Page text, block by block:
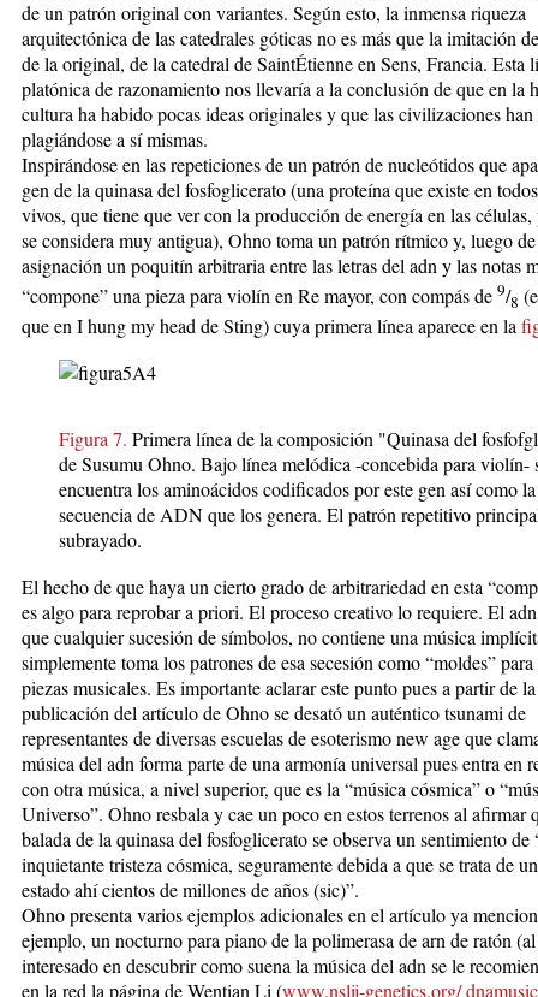
de un patrón original con variantes. Según esto, la inmensa riqueza
arquitectónica de las catedrales góticas no es más que la imitación
de la original, de la catedral de SaintÉtienne en Sens, Francia. Esta
platónica de razonamiento nos llevaría a la conclusión de que en la
cultura ha habido pocas ideas originales y que las civilizaciones
plagiándose a sí mismas.
Inspirándose en las repeticiones de un patrón de nucleótidos que
gen de la quinasa del fosfoglicerato (una proteína que existe en
vivos, que tiene que ver con la producción de energía en las
se considera muy antigua), Ohno toma un patrón rítmico y, luego
asignación un poquitín arbitraria entre las letras del adn y las notas
“compone” una pieza para violín en Re mayor, con compás de 9/8
que en I hung my head de Sting) cuya primera línea aparece en la
Figura 7. Primera línea de la composición "Quinasa del
de Susumu Ohno. Bajo línea melódica -concebida para violín-
encuentra los aminoácidos codificados por este gen así como la
secuencia de ADN que los genera. El patrón repetitivo
subrayado.
El hecho de que haya un cierto grado de arbitrariedad en esta
es algo para reprobar a priori. El proceso creativo lo requiere. El
que cualquier sucesión de símbolos, no contiene una música
simplemente toma los patrones de esa secesión como “moldes”
piezas musicales. Es importante aclarar este punto pues a partir de la
publicación del artículo de Ohno se desató un auténtico tsunami de
representantes de diversas escuelas de esoterismo new age que
música del adn forma parte de una armonía universal pues entra en
con otra música, a nivel superior, que es la “música cósmica” o
Universo”. Ohno resbala y cae un poco en estos terrenos al afirmar
balada de la quinasa del fosfoglicerato se observa un sentimiento de
inquietante tristeza cósmica, seguramente debida a que se trata de
estado ahí cientos de millones de años (sic)”.
Ohno presenta varios ejemplos adicionales en el artículo ya
ejemplo, un nocturno para piano de la polimerasa de arn de ratón
interesado en descubrir como suena la música del adn se le
en la red la página de Wentian Li (www.nslij-genetics.org/